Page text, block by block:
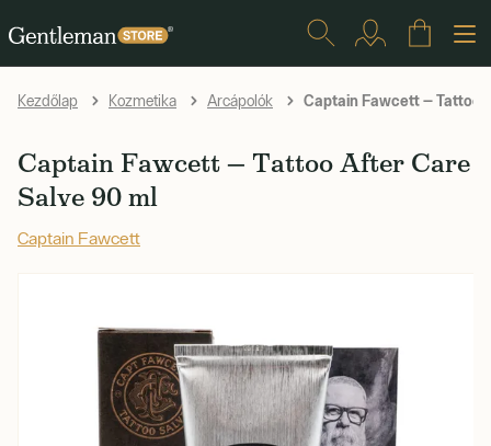
Kezdőlap Kozmetika Arcápolók Captain Fawcett — Tattoo
Captain Fawcett — Tattoo After Care
Salve 90 ml
Captain Fawcett